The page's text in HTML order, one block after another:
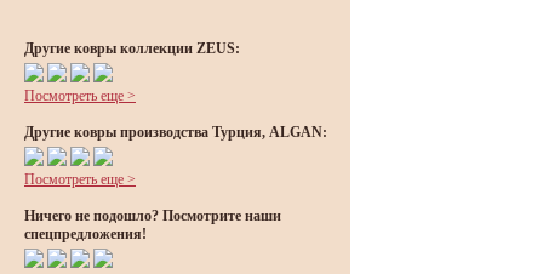
Другие ковры коллекции ZEUS:
Посмотреть еще >
Другие ковры производства Турция, ALGAN:
Посмотреть еще >
Ничего не подошло? Посмотрите наши
спецпредложения!